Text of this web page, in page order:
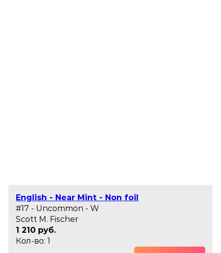
English - Near Mint - Non foil
#17 - Uncommon - W
Scott M. Fischer
1 210 руб.
Кол-во: 1